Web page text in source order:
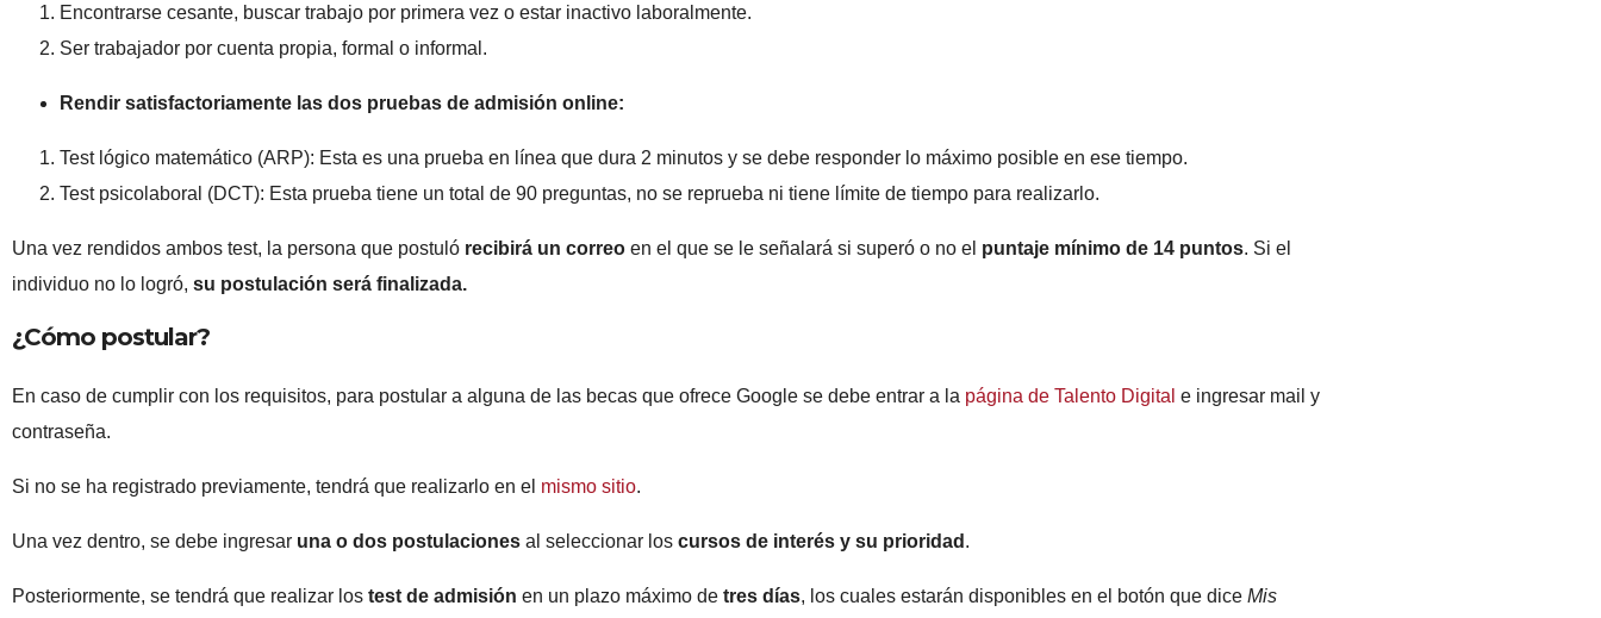
Encontrarse cesante, buscar trabajo por primera vez o estar inactivo laboralmente.
Ser trabajador por cuenta propia, formal o informal.
Rendir satisfactoriamente las dos pruebas de admisión online:
Test lógico matemático (ARP): Esta es una prueba en línea que dura 2 minutos y se debe responder lo máximo posible en ese tiempo.
Test psicolaboral (DCT): Esta prueba tiene un total de 90 preguntas, no se reprueba ni tiene límite de tiempo para realizarlo.
Una vez rendidos ambos test, la persona que postuló recibirá un correo en el que se le señalará si superó o no el puntaje mínimo de 14 puntos. Si el
individuo no lo logró, su postulación será finalizada.
¿Cómo postular?
En caso de cumplir con los requisitos, para postular a alguna de las becas que ofrece Google se debe entrar a la página de Talento Digital e ingresar mail y
contraseña.
Si no se ha registrado previamente, tendrá que realizarlo en el mismo sitio.
Una vez dentro, se debe ingresar una o dos postulaciones al seleccionar los cursos de interés y su prioridad .
Posteriormente, se tendrá que realizar los test de admisión en un plazo máximo de tres días, los cuales estarán disponibles en el botón que dice Mis